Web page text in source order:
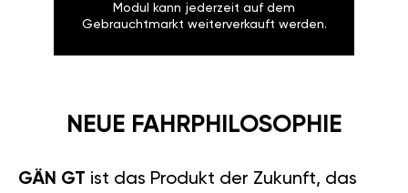
Modul kann jederzeit auf dem
Gebrauchtmarkt weiterverkauft werden.
NEUE FAHRPHILOSOPHIE
GÄN GT ist das Produkt der Zukunft, das